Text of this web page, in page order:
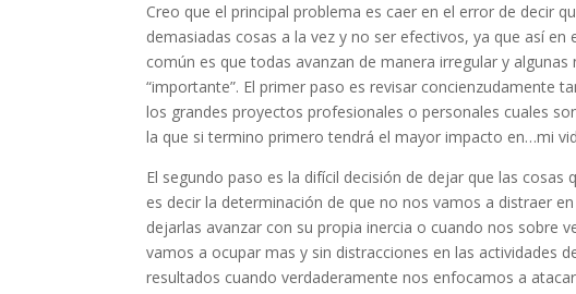
Creo que el principal problema es caer en el error de decir
demasiadas cosas a la vez y no ser efectivos, ya que así
común es que todas avanzan de manera irregular y
“importante”. El primer paso es revisar concienzudamente
los grandes proyectos profesionales o personales cuales
la que si termino primero tendrá el mayor impacto en…mi
El segundo paso es la difícil decisión de dejar que las
es decir la determinación de que no nos vamos a distraer
dejarlas avanzar con su propia inercia o cuando nos sobre
vamos a ocupar mas y sin distracciones en las actividades
resultados cuando verdaderamente nos enfocamos a